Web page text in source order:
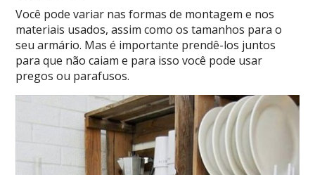
Você pode variar nas formas de montagem e nos
materiais usados, assim como os tamanhos para o
seu armário. Mas é importante prendê-los juntos
para que não caiam e para isso você pode usar
pregos ou parafusos.